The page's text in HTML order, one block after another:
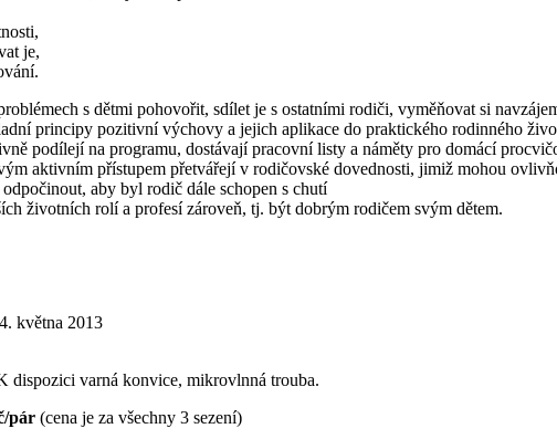
je,
s dětmi pohovořit, sdílet je s ostatními rodiči, vyměňovat si
principy pozitivní výchovy a jejich aplikace do praktického rodinného
podílejí na programu, dostávají pracovní listy a náměty pro domácí
aktivním přístupem přetvářejí v rodičovské dovednosti, jimiž mohou
aby byl rodič dále schopen s chutí
životních rolí a profesí zároveň, tj. být dobrým rodičem svým dětem.
května 2013
dispozici varná konvice, mikrovlnná trouba.
pár (cena je za všechny 3 sezení)